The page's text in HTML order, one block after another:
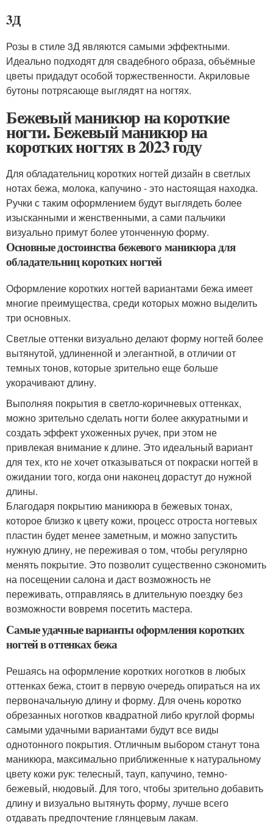
3Д
Розы в стиле 3Д являются самыми эффектными.
Идеально подходят для свадебного образа, объёмные
цветы придадут особой торжественности. Акриловые
бутоны потрясающе выглядят на ногтях.
Бежевый маникюр на короткие
ногти. Бежевый маникюр на
коротких ногтях в 2023 году
Для обладательниц коротких ногтей дизайн в светлых
нотах бежа, молока, капучино - это настоящая находка.
Ручки с таким оформлением будут выглядеть более
изысканными и женственными, а сами пальчики
визуально примут более утонченную форму.
Основные достоинства бежевого маникюра для
обладательниц коротких ногтей
Оформление коротких ногтей вариантами бежа имеет
многие преимущества, среди которых можно выделить
три основных.
Светлые оттенки визуально делают форму ногтей более
вытянутой, удлиненной и элегантной, в отличии от
темных тонов, которые зрительно еще больше
укорачивают длину.
Выполняя покрытия в светло-коричневых оттенках,
можно зрительно сделать ногти более аккуратными и
создать эффект ухоженных ручек, при этом не
привлекая внимание к длине. Это идеальный вариант
для тех, кто не хочет отказываться от покраски ногтей в
ожидании того, когда они наконец дорастут до нужной
длины.
Благодаря покрытию маникюра в бежевых тонах,
которое близко к цвету кожи, процесс отроста ногтевых
пластин будет менее заметным, и можно запустить
нужную длину, не переживая о том, чтобы регулярно
менять покрытие. Это позволит существенно сэкономить
на посещении салона и даст возможность не
переживать, отправляясь в длительную поездку без
возможности вовремя посетить мастера.
Самые удачные варианты оформления коротких
ногтей в оттенках бежа
Решаясь на оформление коротких ноготков в любых
оттенках бежа, стоит в первую очередь опираться на их
первоначальную длину и форму. Для очень коротко
обрезанных ноготков квадратной либо круглой формы
самыми удачными вариантами будут все виды
однотонного покрытия. Отличным выбором станут тона
маникюра, максимально приближенные к натуральному
цвету кожи рук: телесный, тауп, капучино, темно-
бежевый, нюдовый. Для того, чтобы зрительно добавить
длину и визуально вытянуть форму, лучше всего
отдавать предпочтение глянцевым лакам.